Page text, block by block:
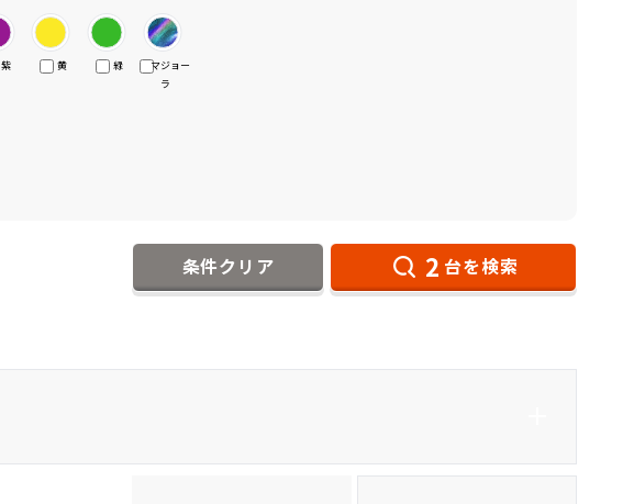
紫 黄 緑
マジョー
ラ
条件クリア 2 台を検索